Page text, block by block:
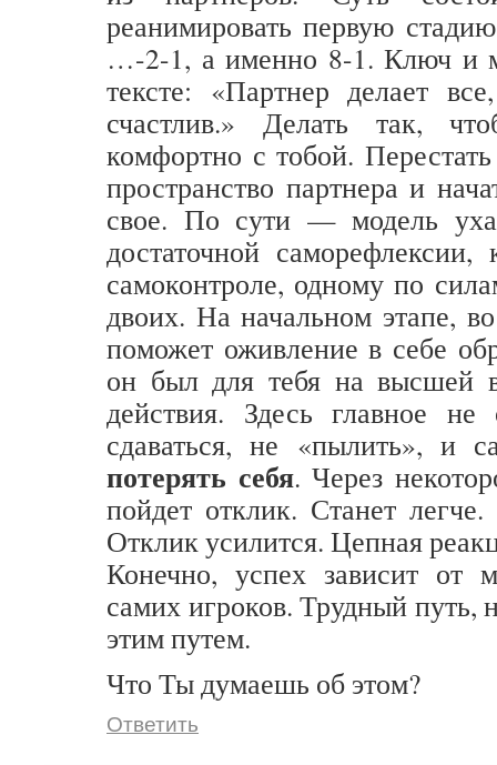
реанимировать первую
…-2-1, а именно 8-1. Ключ и
тексте: «Партнер делает
счастлив.» Делать так,
комфортно с тобой.
пространство партнера и
свое. По сути — модель
достаточной
самоконтроле, одному по
двоих. На начальном этапе,
поможет оживление в себе
он был для тебя на высшей
действия. Здесь главное не
сдаваться, не «пылить», и
потерять себя. Через
пойдет отклик. Станет легче.
Отклик усилится. Цепная
Конечно, успех зависит от
самих игроков. Трудный путь,
этим путем.
Что Ты думаешь об этом?
Ответить